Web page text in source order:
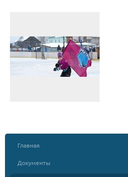
Главная
Документы